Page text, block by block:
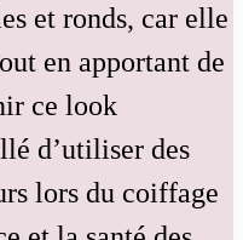
et ronds, car elle
en apportant de
ce look
d’utiliser des
lors du coiffage